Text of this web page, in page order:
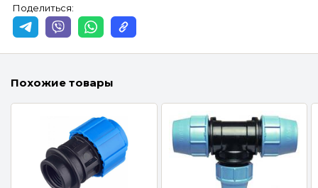
Поделиться:
Похожие товары